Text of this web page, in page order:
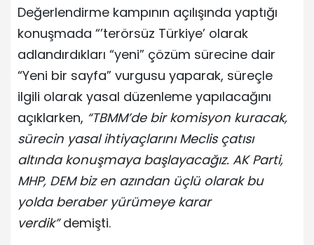
Değerlendirme kampının açılışında yaptığı
konuşmada “’terörsüz Türkiye’ olarak
adlandırdıkları “yeni” çözüm sürecine dair
“Yeni bir sayfa” vurgusu yaparak, süreçle
ilgili olarak yasal düzenleme yapılacağını
açıklarken, “TBMM’de bir komisyon kuracak,
sürecin yasal ihtiyaçlarını Meclis çatısı
altında konuşmaya başlayacağız. AK Parti,
MHP, DEM biz en azından üçlü olarak bu
yolda beraber yürümeye karar
verdik”demişti.